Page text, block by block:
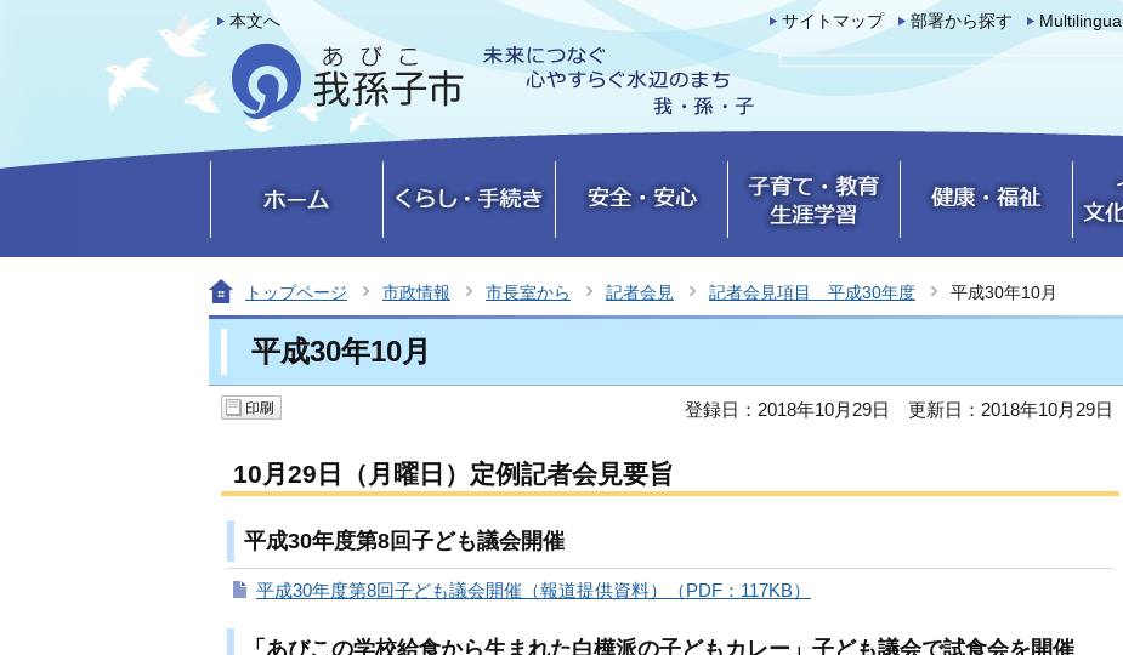
本文へ サイトマップ 部署から探す Multilingual
トップページ 市政情報 市長室から 記者会見 記者会見項目 平成30年度 平成30年10月
平成30年10月
登録日：2018年10月29日 更新日：2018年10月29日
10月29日（月曜日）定例記者会見要旨
平成30年度第8回子ども議会開催
平成30年度第8回子ども議会開催（報道提供資料）（PDF：117KB）
「あびこの学校給食から生まれた白樺派の子どもカレー」子ども議会で試食会を開催